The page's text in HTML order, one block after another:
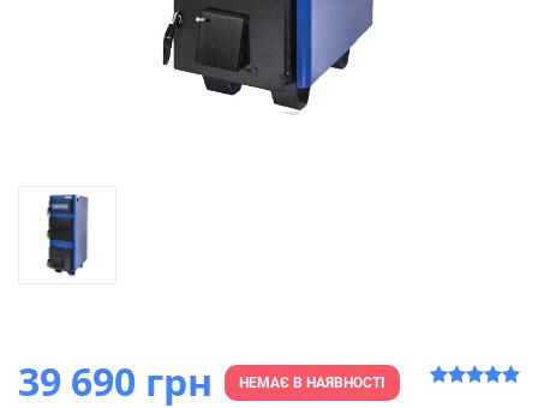
39 690 грн НЕМАЄ В НАЯВНОСТІ